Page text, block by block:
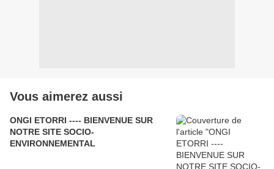
Vous aimerez aussi
ONGI ETORRI ---- BIENVENUE SUR
NOTRE SITE SOCIO-
ENVIRONNEMENTAL